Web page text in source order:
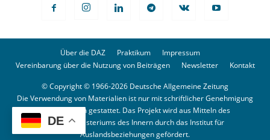
Über die DAZ Praktikum
Impressum
Vereinbarung über die Nutzung von Beiträgen
Newsletter Kontakt
© Copyright © 1966-2026 Deutsche Allgemeine Zeitung
Die Verwendung von Materialien ist nur mit schriftlicher Genehmigung
der Redaktion gestattet. Das Projekt wird aus Mitteln des
Bundesministeriums des Innern durch das Institut für
Auslandsbeziehungen gefördert.
DE